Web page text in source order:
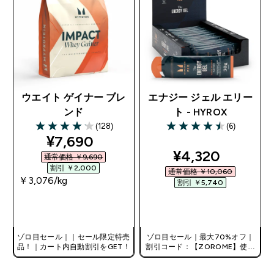
ウエイト ゲイナー ブレ
ンド
4.13 out of 5 stars
(128)
discounted price
¥7,690‎
通常価格 ￥9,690‎
割引 ￥2,000‎
￥3,076‎/kg
ゾロ目セール｜｜セール限定特売
品！｜カート内自動割引をGET！
エナジー ジェル エリー
ト - HYROX
4.5 out of 5 stars
(6)
discounted
¥4,320‎
通常価格 ￥10,060‎
割引 ￥5,740‎
ゾロ目セール｜最大70%オフ｜
割引コード：【ZOROME】使用
で追加10%オフ！